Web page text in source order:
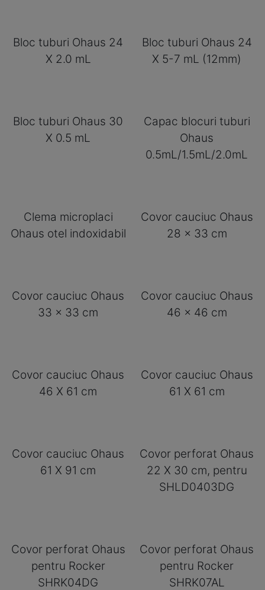
Bloc tuburi Ohaus 24
X 2.0 mL
Bloc tuburi Ohaus 24
X 5-7 mL (12mm)
Bloc tuburi Ohaus 30
X 0.5 mL
Capac blocuri tuburi
Ohaus
0.5mL/1.5mL/2.0mL
Clema microplaci
Ohaus otel indoxidabil
Covor cauciuc Ohaus
28 x 33 cm
Covor cauciuc Ohaus
33 x 33 cm
Covor cauciuc Ohaus
46 x 46 cm
Covor cauciuc Ohaus
46 X 61 cm
Covor cauciuc Ohaus
61 X 61 cm
Covor cauciuc Ohaus
61 X 91 cm
Covor perforat Ohaus
22 X 30 cm, pentru
SHLD0403DG
Covor perforat Ohaus
pentru Rocker
SHRK04DG
Covor perforat Ohaus
pentru Rocker
SHRK07AL